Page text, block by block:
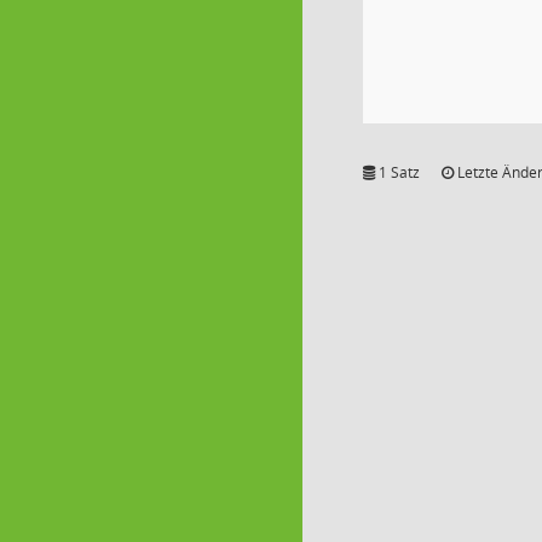
1 Satz Letzte